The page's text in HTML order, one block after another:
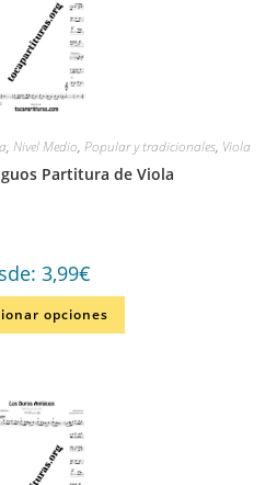
, Nivel Medio, Popular y tradicionales, Viola
Partitura de Viola
3,99€
opciones